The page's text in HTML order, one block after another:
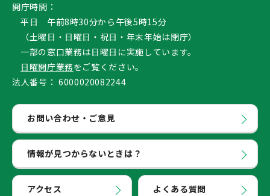
開庁時間：
平日 午前8時30分から午後5時15分
（土曜日・日曜日・祝日・年末年始は閉庁）
一部の窓口業務は日曜日に実施しています。
日曜開庁業務をご覧ください。
法人番号： 6000020082244
お問い合わせ・ご意見
情報が見つからないときは？
アクセス よくある質問